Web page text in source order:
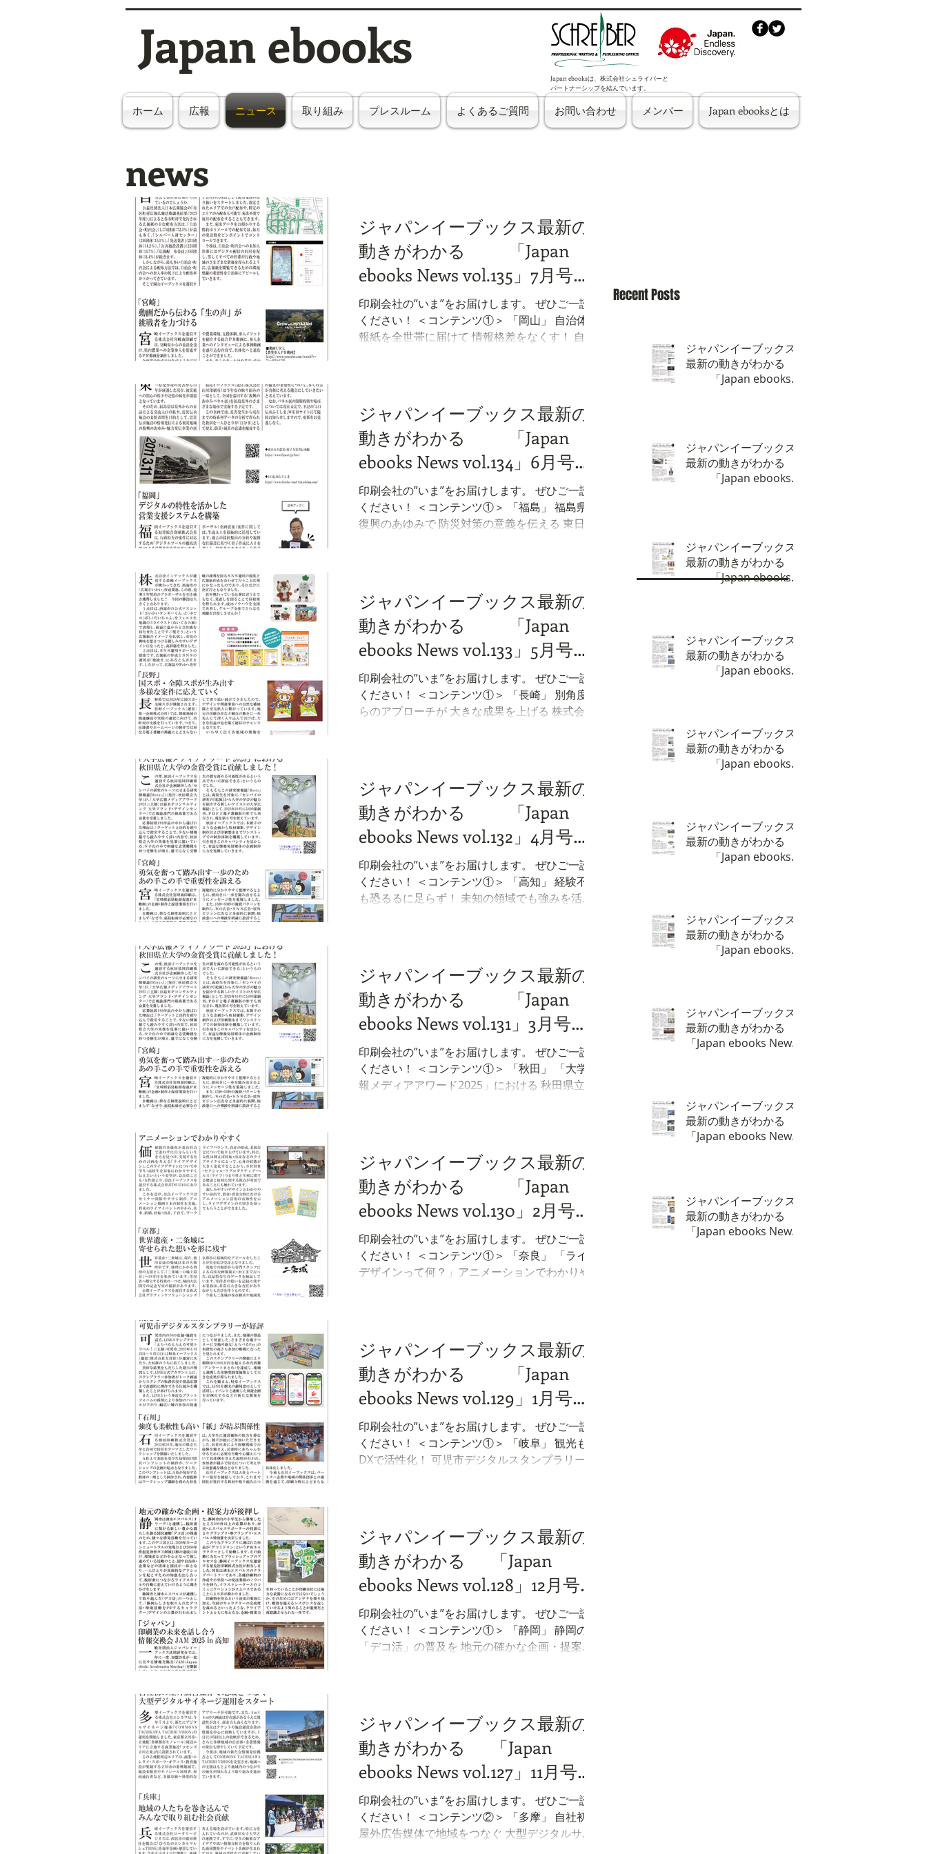
Japan ebooks
Japan ebooksは、株式会社シュライバーと
パートナーシップを結んでいます。
ホーム 広報 ニュース 取り組み プレスルーム よくあるご質問 お問い合わせ メンバー Japan ebooksとは
news
Recent Posts
ジャパンイーブックス最新の
動きがわかる 「Japan
ebooks News vol.135」7月号が
完成しました。
印刷会社の”いま”をお届けします。 ぜひご一読
ください！ ＜コンテンツ①＞ 「岡山」 自治体広
報紙を全世帯に届けて 情報格差をなくす！ 自治
度）」によると各市町村で発行される広報紙の
主な配布方法は、・・・ （本編へ続く） ＜コン
テンツ②＞ 「宮崎」 動画だから伝わる「生の
声」が 挑戦者を力づける 宮崎イーブックスを運
営する株式会社宮崎南印刷では、宮崎県からの
委託を受け、県内農業への企業参入を促進する
PR動画を制作しました。 企画書の作成には生成
AIを活用し、・・・。 （本編へ続く） ニュース
ジャパンイーブックス最新の
動きがわかる 「Japan
ebooks News vol.134」6月号が
完成しました。
印刷会社の”いま”をお届けします。 ぜひご一読
ください！ ＜コンテンツ①＞ 「福島」 福島県の
復興のあゆみで 防災対策の意義を伝える 東日本
県は県外からの来訪による交流人口の拡大、震
災伝承施設の来館者増を目的として、震災伝承
施設の情報発信による被災地域の復興のあゆ
み・魅力発信事業の展開を行っていま
す。・・・ （本編へ続く） ＜コンテンツ②＞
「福岡」 デジタルの特性を活かした 営業支援シ
ステムを構築 福岡イーブックスを運営する福博
綜合印刷株式会社は、行政特有の案件に対応す
るため「デジタルツールの徹底活用」による営
す。・・・ （本編へ続く） ニュース
ジャパンイーブックス最新の
動きがわかる 「Japan
ebooks News vol.133」5月号が
完成しました。
印刷会社の”いま”をお届けします。 ぜひご一読
ください！ ＜コンテンツ①＞ 「長崎」 別角度か
らのアプローチが 大きな成果を上げる 株式会社
続き獲得しました！ 今回の勝因は大きく2点あ
ります。… （本編へ続く） ＜コンテンツ②＞
「長野」 国スポ・全障スポが生み出す 多様な案
件に応えていく 長野県では2028年に国スポ・全
障スポが開催されます。長野イーブックス（運
営：第一企画株式会社）では、開催地域の機運
醸成や実際の運営に向けて、市町村の支援を行
っています。つまり、仕様書やホームページの
制作では単なる電子書籍の掲載にとどまらない
ジャパンイーブックス最新の
動きがわかる 「Japan
ebooks News vol.132」4月号が
完成しました。
印刷会社の”いま”をお届けします。 ぜひご一読
ください！ ＜コンテンツ①＞ 「高知」 経験不足
も恐るるに足らず！ 未知の領域でも強みを活か
ザルに、昨年、初挑戦しました。業務内容はフ
ォーラム及び交流会の運営と広報という… （本
編へ続く） ＜コンテンツ②＞ 「山形」 山形ブラ
ンドを引っ提げて 世界規模で売り込もう！ 山形
イーブックス（運営：株式会社小松写真印刷）
が拠点を置く山形県酒田市は、かつて江戸時代
に北前船の寄港地として栄えた歴史ある港町で
す。 港から市街地へのアクセスが良く、観光資
ズ」… （本編へ続く） ニュース
ジャパンイーブックス最新の
動きがわかる 「Japan
ebooks News vol.131」3月号が
完成しました。
印刷会社の”いま”をお届けします。 ぜひご一読
ください！ ＜コンテンツ①＞ 「秋田」 「大学広
報メディアアワード2025」における 秋田県立大
る研究情報誌『Roots』」（発行：秋田県立大
学）が、「大学広報メディアアワード2025」
（主催：日経BPコンサルティング 大学ブラン
ド・デザインセンター）で広報誌部門の最高賞
である金賞を受賞しました。 （本編へ続く） ＜
コンテンツ②＞ 「宮崎」 勇気を奮って踏み出す
一歩のため あの手この手で重要性を訴える 宮崎
イーブックスを運営する株式会社宮崎南印刷
ース
ジャパンイーブックス最新の
動きがわかる 「Japan
ebooks News vol.130」2月号が
完成しました。
印刷会社の”いま”をお届けします。 ぜひご一読
ください！ ＜コンテンツ①＞ 「奈良」 「ライフ
デザインって何？」アニメーションでわかりや
ンについて中学生・高校生を対象にわかりやす
く伝えたいという要望が、奈良県こども・女性
課より、奈良イーブックスを運営する株式会社
JITSUGYOにありました。 （本編へ続く） ＜コン
テンツ②＞ 「京都」 世界遺産・二条城に寄せら
れた想いを形に残す 世界遺産・二条城は、現
在、徳川家康の築城以来の大修理中です。 修理
にかかる費用の支援として、「二条城一口城主
（本編へ続く） ニュース
ジャパンイーブックス最新の
動きがわかる 「Japan
ebooks News vol.129」1月号が
完成しました。
印刷会社の”いま”をお届けします。 ぜひご一読
ください！ ＜コンテンツ①＞ 「岐阜」 観光も
DXで活性化！ 可児市デジタルスタンプラリーが
15日）は岐阜イーブックス（運営：株式会社太
洋社）が運営にあたり ・・・ （本編へ続く） ＜
コンテンツ②＞ 「石川」 強度も柔軟性も高い
「紙」が結ぶ関係性 石川イーブックスを運営す
る前田印刷株式会社は、2025年10月、地元の県
立大学と合同で防災をテーマとしたワークショ
ップを開催いたしました。 A社より委託を受けた
幼児向け防災パンフレットの制作が、ワークシ
ョップの企画の起点となりました。このパンフ
ジャパンイーブックス最新の
動きがわかる 「Japan
ebooks News vol.128」12月号が
完成しました。
印刷会社の”いま”をお届けします。 ぜひご一読
ください！ ＜コンテンツ①＞ 「静岡」 静岡の
「デコ活」の普及を 地元の確かな企画・提案力
啓発活動を行っています。このデコ活とは、
2050年カーボンニュートラルの実現および2030
年度温室効果ガス削減目標の達成に向け、環境
省などが中心となって推し進めている活動のこ
と。 （本編へ続く） ＜コンテンツ②＞ 「ジャパ
ン」 印刷業の未来を話し合う 情報交換会 JAM
2025 in高知 一般社団法人ジャパンイーブックス
活用研究会では、年に一度、加盟29社が一堂に
ジャパンイーブックス最新の
動きがわかる 「Japan
ebooks News vol.127」11月号が
完成しました。
印刷会社の”いま”をお届けします。 ぜひご一読
ください！ ＜コンテンツ②＞ 「多摩」 自社初の
屋外広告媒体で地域をつなぐ 大型デジタルサイ
ジャパンイーブックス
最新の動きがわかる
ジャパンイーブックス
最新の動きがわかる
ジャパンイーブックス
最新の動きがわかる
「Japan ebooks
ジャパンイーブックス
最新の動きがわかる
ジャパンイーブックス
最新の動きがわかる
ジャパンイーブックス
最新の動きがわかる
ジャパンイーブックス
最新の動きがわかる
ジャパンイーブックス
最新の動きがわかる
「Japan ebooks News
ジャパンイーブックス
最新の動きがわかる
「Japan ebooks News
ジャパンイーブックス
最新の動きがわかる
「Japan ebooks News